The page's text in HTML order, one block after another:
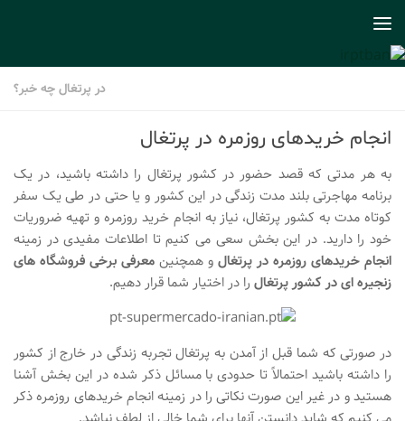
در پرتغال چه خبر؟
انجام خریدهای روزمره در پرتغال
به هر مدتی که قصد حضور در کشور پرتغال را داشته باشید، در یک
برنامه مهاجرتی بلند مدت زندگی در این کشور و یا حتی در طی یک سفر
کوتاه مدت به کشور پرتغال، نیاز به انجام خرید روزمره و تهیه ضروریات
خود را دارید. در این بخش سعی می کنیم تا اطلاعات مفیدی در زمینه
انجام خریدهای روزمره در پرتغال و همچنین معرفی برخی فروشگاه های
زنجیره ای در کشور پرتغال را در اختیار شما قرار دهیم.
در صورتی که شما قبل از آمدن به پرتغال تجربه زندگی در خارج از کشور
را داشته باشید احتمالاً تا حدودی با مسائل ذکر شده در این بخش آشنا
هستید و در غیر این صورت نکاتی را در زمینه انجام خریدهای روزمره ذکر